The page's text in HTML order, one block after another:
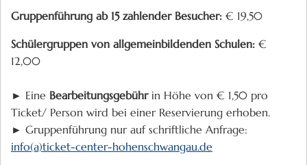
Gruppenführung ab 15 zahlender Besucher: € 19,50
Schülergruppen von allgemeinbildenden Schulen: €
12,00
► Eine Bearbeitungsgebührin Höhe von € 1,50 pro
Ticket/ Person wird bei einer Reservierung erhoben.
► Gruppenführung nur auf schriftliche Anfrage:
info(a)ticket-center-hohenschwangau.de